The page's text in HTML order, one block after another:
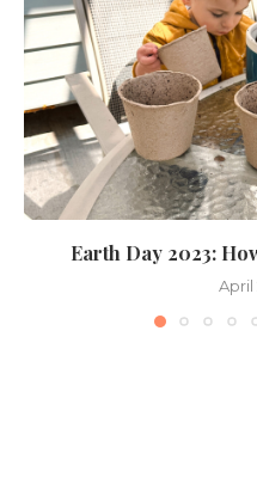
Earth Day 2023:
April